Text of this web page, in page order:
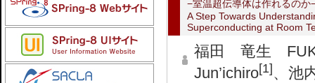
−室温超伝導体は作れるのか
A Step Towards
Superconducting at Room
福田 竜生
Jun’ichiro[1] 、池